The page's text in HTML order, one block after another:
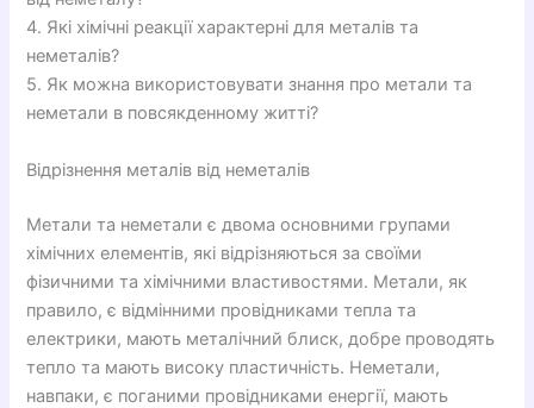
4. Які хімічні реакції характерні для металів та
неметалів?
5. Як можна використовувати знання про метали та
неметали в повсякденному житті?
Відрізнення металів від неметалів
Метали та неметали є двома основними групами
хімічних елементів, які відрізняються за своїми
фізичними та хімічними властивостями. Метали, як
правило, є відмінними провідниками тепла та
електрики, мають металічний блиск, добре проводять
тепло та мають високу пластичність. Неметали,
навпаки, є поганими провідниками енергії, мають